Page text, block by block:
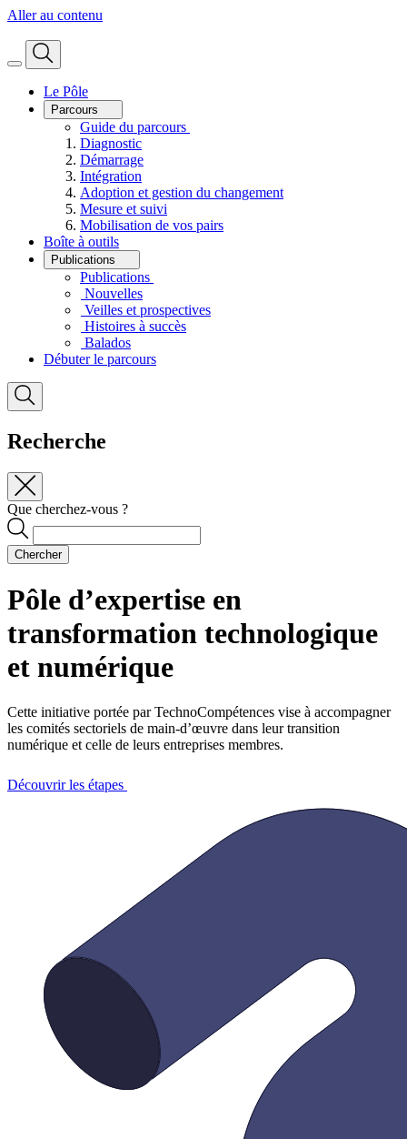
Aller au contenu
Le Pôle
Parcours
Guide du parcours
Diagnostic
Démarrage
Intégration
Adoption et gestion du changement
Mesure et suivi
Mobilisation de vos pairs
Boîte à outils
Publications
Publications
Nouvelles
Veilles et prospectives
Histoires à succès
Balados
Débuter le parcours
Recherche
Que cherchez-vous ?
Chercher
Pôle d’expertise en
transformation technologique
et numérique
Cette initiative portée par TechnoCompétences vise à accompagner
les comités sectoriels de main-d’œuvre dans leur transition
numérique et celle de leurs entreprises membres.
Découvrir les étapes